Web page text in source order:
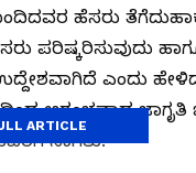
ಹೆಸರು
ಪರಿಷ್ಕರಿಸುವುದು
ಎಂದು
ಆರಂಭವಾದ
ಸಾಗಿತು.
ARTICLE